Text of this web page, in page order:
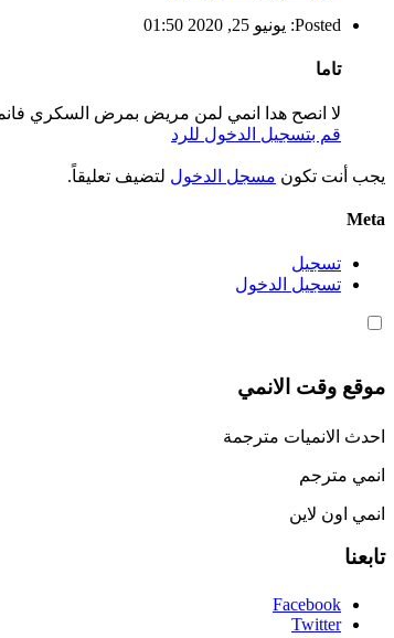
Posted: يونيو 25, 2020 01:50
تاما
لا انصح هدا انمي لمن مريض بمرض السكري
قم بتسجيل الدخول للرد
يجب أنت تكون مسجل الدخول لتضيف تعليقاً.
Meta
تسجيل
تسجيل الدخول
موقع وقت الانمي
احدث الانميات مترجمة
انمي مترجم
انمي اون لاين
تابعنا
Facebook
Twitter